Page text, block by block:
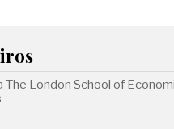
London School of